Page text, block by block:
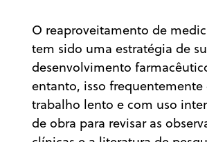
O reaproveitamento de
tem sido uma estratégia de
desenvolvimento
entanto, isso frequentemente
trabalho lento e com uso
de obra para revisar as